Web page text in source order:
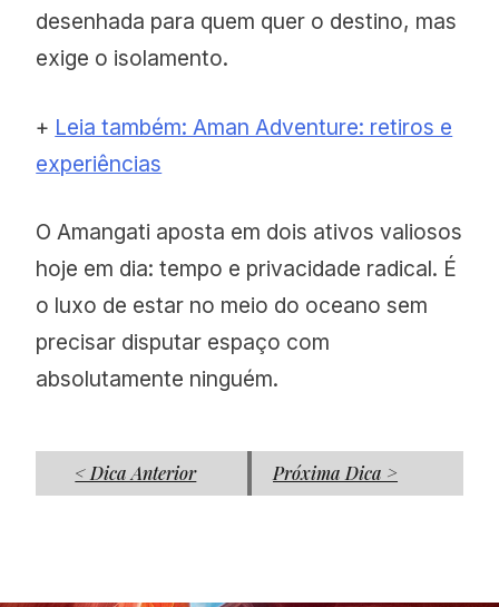
desenhada para quem quer o destino, mas
exige o isolamento.
+ Leia também: Aman Adventure: retiros e
experiências
O Amangati aposta em dois ativos valiosos
hoje em dia: tempo e privacidade radical. É
o luxo de estar no meio do oceano sem
precisar disputar espaço com
absolutamente ninguém.
< Dica Anterior Próxima Dica >